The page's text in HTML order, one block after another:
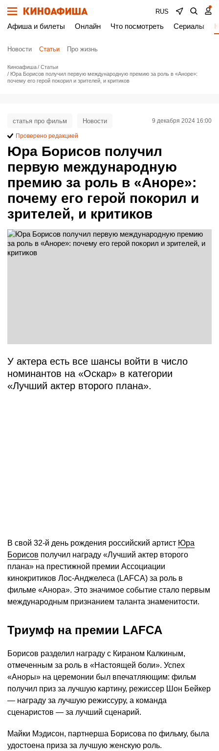
RUS
Афиша и билеты Онлайн Что посмотреть Сериалы
Новости Статьи Про жизнь
Киноафиша
Статьи
Юра Борисов получил первую международную премию за роль в «Аноре»:
почему его герой покорил и зрителей, и критиков
Юра Борисов получил
первую международную
премию за роль в «Аноре»:
почему его герой покорил и
зрителей, и критиков
статья про фильм Новости 9 декабря 2024 16:00
Проверено редакцией
У актера есть все шансы войти в число
номинантов на «Оскар» в категории
«Лучший актер второго плана».
В свой 32-й день рождения российский артист Юра
Борисов получил награду «Лучший актер второго
плана» на престижной премии Ассоциации
кинокритиков Лос-Анджелеса (LAFCA) за роль в
фильме «Анора». Это значимое событие стало первым
международным признанием таланта знаменитости.
Триумф на премии LAFCA
Борисов разделил награду с Кираном Калкиным,
отмеченным за роль в «Настоящей боли». Успех
«Аноры» на церемонии был впечатляющим: фильм
получил приз за лучшую картину, режиссер Шон Бейкер
— награду за лучшую режиссуру, а команда
сценаристов — за лучший сценарий.
Майки Мэдисон, партнерша Борисова по фильму, была
удостоена приза за лучшую женскую роль.